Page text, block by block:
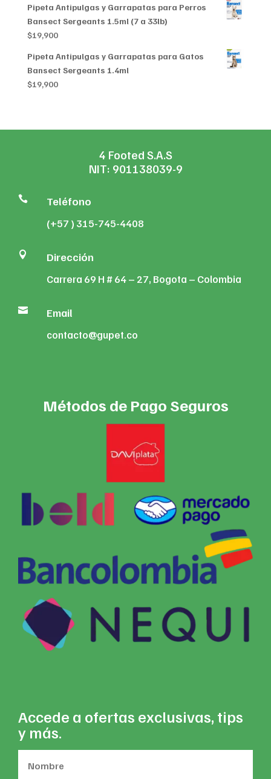
Pipeta Antipulgas y Garrapatas para Perros
Bansect Sergeants 1.5ml (7 a 33lb)
$19,900
Pipeta Antipulgas y Garrapatas para Gatos
Bansect Sergeants 1.4ml
$19,900
4 Footed S.A.S
NIT: 901138039-9
 Teléfono
(+57 ) 315-745-4408
 Dirección
Carrera 69 H # 64 – 27, Bogota – Colombia
 Email
contacto@gupet.co
Métodos de Pago Seguros
Accede a ofertas exclusivas, tips
y más.